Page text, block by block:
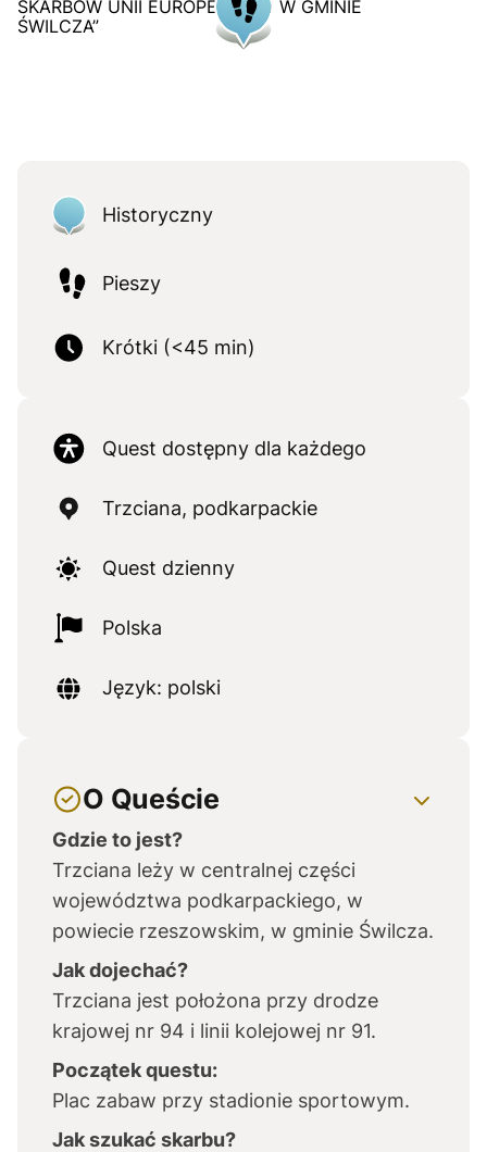
Historyczny
Pieszy
Krótki (<45 min)
Quest dostępny dla każdego
Trzciana, podkarpackie
Quest dzienny
Polska
Język: polski
O Queście
Gdzie to jest?
Trzciana leży w centralnej części
województwa podkarpackiego, w
powiecie rzeszowskim, w gminie Świlcza.
Jak dojechać?
Trzciana jest położona przy drodze
krajowej nr 94 i linii kolejowej nr 91.
Początek questu:
Plac zabaw przy stadionie sportowym.
Jak szukać skarbu?